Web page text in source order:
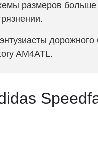
размеров больше
AM4ATL.